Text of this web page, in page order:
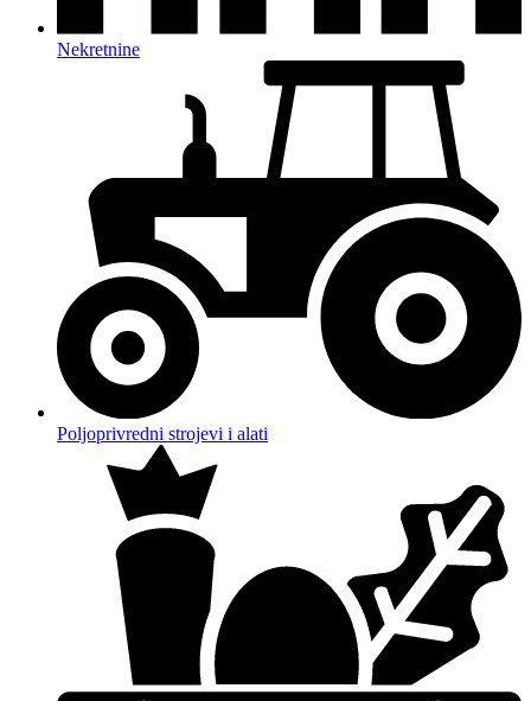
Nekretnine
Poljoprivredni strojevi i alati